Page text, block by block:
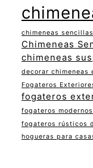
chimeneas sencillas
Chimeneas
chimeneas
decorar chimeneas
Fogateros
fogateros
fogateros
fogateros rústicos
hogueras para